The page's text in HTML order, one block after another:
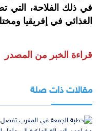
في ذلك الفلاحة، التي
الغذائي في إفريقيا
قراءة الخبر من المصدر
مقالات ذات صلة